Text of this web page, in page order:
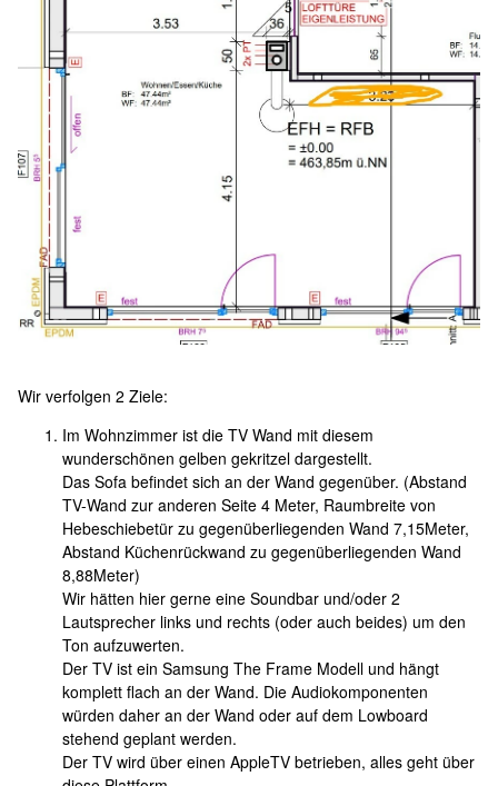
Wir verfolgen 2 Ziele:
Im Wohnzimmer ist die TV Wand mit diesem
wunderschönen gelben gekritzel dargestellt.
Das Sofa befindet sich an der Wand gegenüber. (Abstand
TV-Wand zur anderen Seite 4 Meter, Raumbreite von
Hebeschiebetür zu gegenüberliegenden Wand 7,15Meter,
Abstand Küchenrückwand zu gegenüberliegenden Wand
8,88Meter)
Wir hätten hier gerne eine Soundbar und/oder 2
Lautsprecher links und rechts (oder auch beides) um den
Ton aufzuwerten.
Der TV ist ein Samsung The Frame Modell und hängt
komplett flach an der Wand. Die Audiokomponenten
würden daher an der Wand oder auf dem Lowboard
stehend geplant werden.
Der TV wird über einen AppleTV betrieben, alles geht über